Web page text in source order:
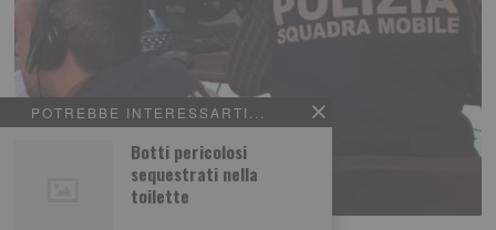
POTREBBE INTERESSARTI...
Botti pericolosi
sequestrati nella
toilette